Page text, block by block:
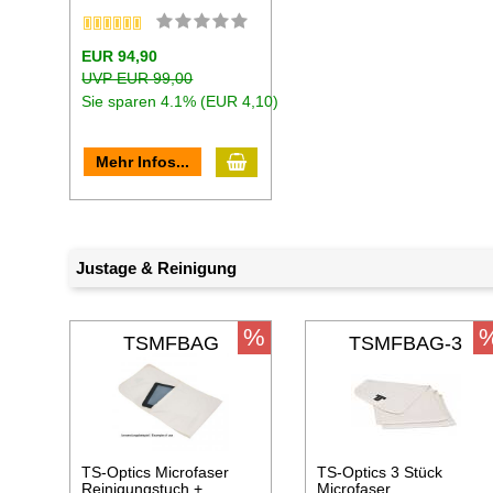
EUR 94,90
UVP EUR 99,00
Sie sparen 4.1% (EUR 4,10)
Mehr Infos... In den Warenkorb
Justage & Reinigung
TSMFBAG
TS-Optics Microfaser
Reinigungstuch +
% TSMFBAG-3
TS-Optics 3 Stück
Microfaser